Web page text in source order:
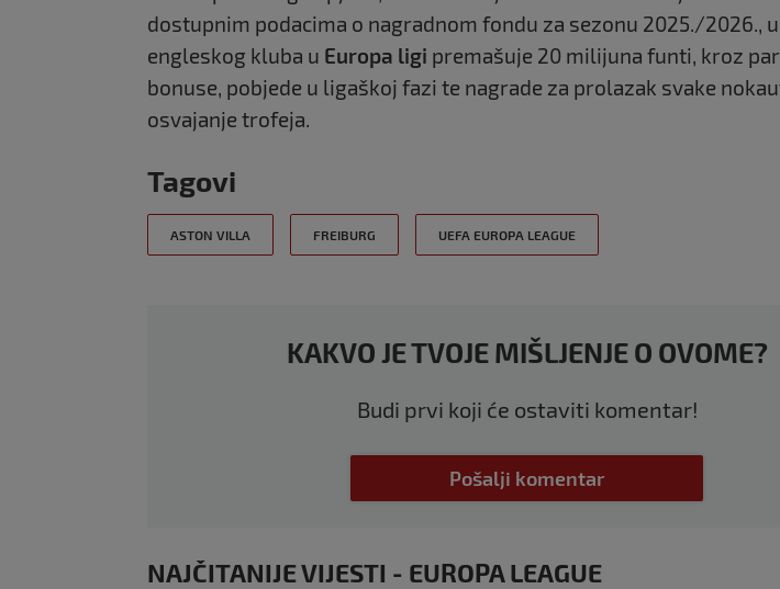
dostupnim podacima o nagradnom fondu za sezonu 2025./2026.,
engleskog kluba u Europa ligi premašuje 20 milijuna funti, kroz
bonuse, pobjede u ligaškoj fazi te nagrade za prolazak svake
osvajanje trofeja.
Tagovi
ASTON VILLA FREIBURG UEFA EUROPA LEAGUE
KAKVO JE TVOJE MIŠLJENJE O OVOME?
Budi prvi koji će ostaviti komentar!
Pošalji komentar
NAJČITANIJE VIJESTI - EUROPA LEAGUE